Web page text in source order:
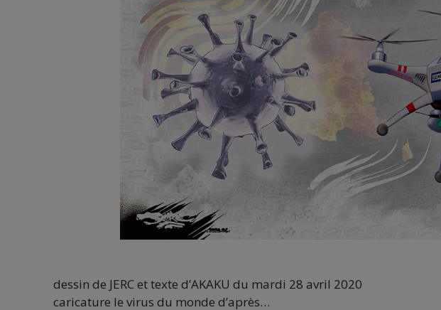
dessin de JERC et texte d’AKAKU du mardi 28 avril 2020
caricature le virus du monde d’après…